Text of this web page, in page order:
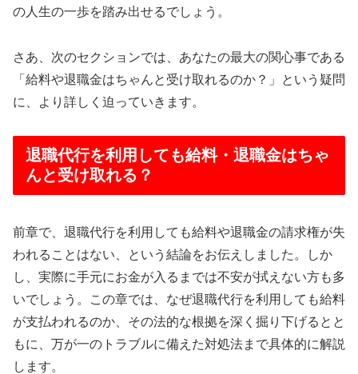
の人生の一歩を踏み出せるでしょう。
さあ、次のセクションでは、あなたの最大の関心事である
「給料や退職金はちゃんと受け取れるのか？」という疑問
に、より詳しく迫っていきます。
退職代行を利用しても給料・退職金はちゃ
んと受け取れる？
前章で、退職代行を利用しても給料や退職金の請求権が失
われることはない、という結論をお伝えしました。しか
し、実際に手元にお金が入るまでは不安が拭えない方も多
いでしょう。この章では、なぜ退職代行を利用しても給料
が支払われるのか、その法的な根拠を深く掘り下げるとと
もに、万が一のトラブルに備えた対処法まで具体的に解説
します。